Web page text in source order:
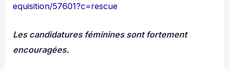
equisition/57601?c=rescue
Les candidatures féminines sont fortement
encouragées.